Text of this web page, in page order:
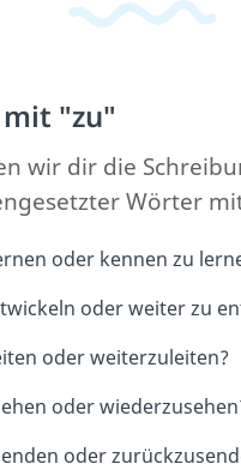
"zu"
wir dir die
Wörter
oder kennen zu
oder weiter zu
oder weiterzuleiten?
oder
oder